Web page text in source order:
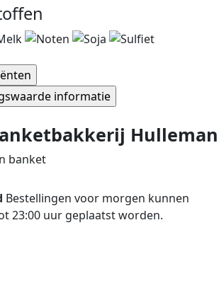
Hulleman
banket
Bestellingen voor morgen kunnen
23:00 uur geplaatst worden.